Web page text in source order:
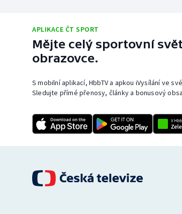
APLIKACE ČT SPORT
Mějte celý sportovní
obrazovce.
S mobilní aplikací, HbbTV a apkou iVysílání ve
Sledujte přímé přenosy, články a bonusový